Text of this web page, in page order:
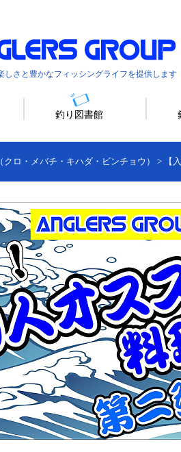
しさと豊かなフィッシングライフを提供します
釣り図書館
クロ・メバチ・キハダ・ビンチョウ） > 【